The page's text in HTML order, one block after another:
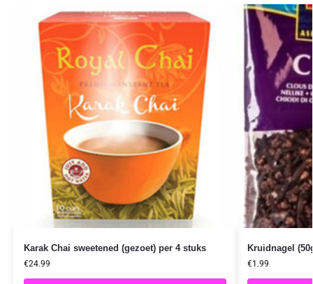
Karak Chai sweetened (gezoet) per 4 stuks
€24.99
Kruidnagel
€1.99